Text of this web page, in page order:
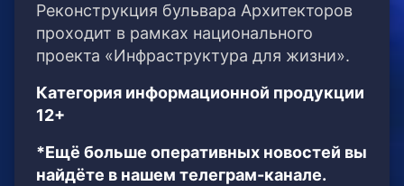
Реконструкция бульвара Архитекторов
проходит в рамках национального
проекта «Инфраструктура для жизни».
Категория информационной продукции
12+
*Ещё больше оперативных новостей вы
найдёте в нашем телеграм-канале.